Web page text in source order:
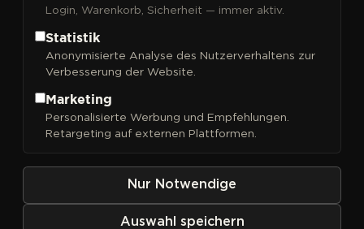
Login, Warenkorb, Sicherheit — immer aktiv.
Statistik
Anonymisierte Analyse des Nutzerverhaltens zur
Verbesserung der Website.
Marketing
Personalisierte Werbung und Empfehlungen.
Retargeting auf externen Plattformen.
Nur Notwendige
Auswahl speichern